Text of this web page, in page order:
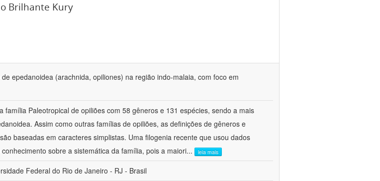
Brilhante Kury
epedanoidea (arachnida, opiliones) na região indo-malaia, com foco em
família Paleotropical de opiliões com 58 gêneros e 131 espécies, sendo a mais
Assim como outras famílias de opiliões, as definições de gêneros e
baseadas em caracteres simplistas. Uma filogenia recente que usou dados
sobre a sistemática da família, pois a maiori... leia mais
Federal do Rio de Janeiro - RJ - Brasil